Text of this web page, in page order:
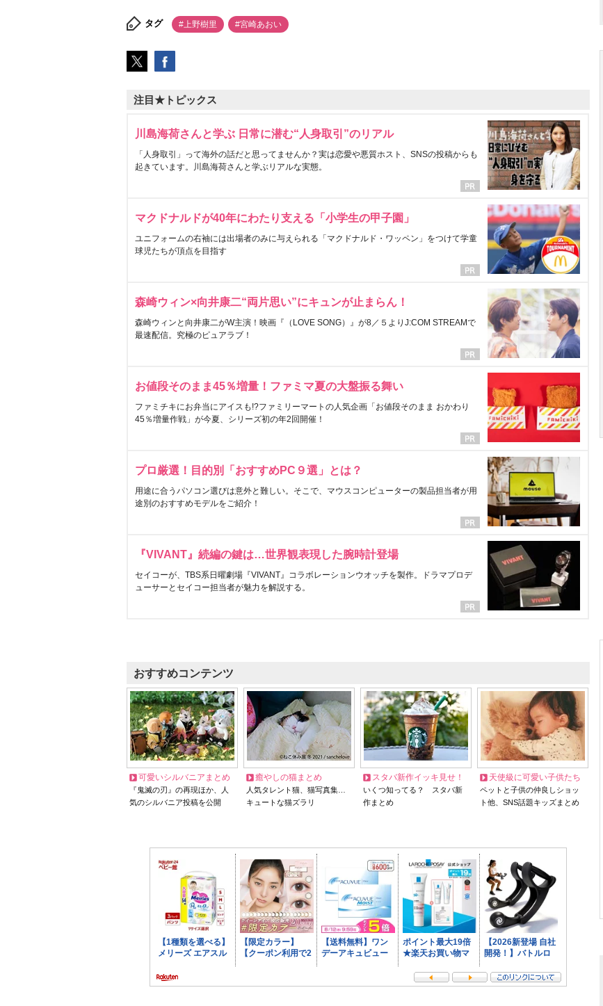
タグ #上野樹里 #宮崎あおい
注目★トピックス
川島海荷さんと学ぶ 日常に潜む“人身取引”のリアル
「人身取引」って海外の話だと思ってませんか？実は恋愛や悪質ホスト、SNSの投稿からも
起きています。川島海荷さんと学ぶリアルな実態。
マクドナルドが40年にわたり支える「小学生の甲子園」
ユニフォームの右袖には出場者のみに与えられる「マクドナルド・ワッペン」をつけて学童
球児たちが頂点を目指す
森崎ウィン×向井康二“両片思い”にキュンが止まらん！
森崎ウィンと向井康二がW主演！映画『（LOVE SONG）』が8／５よりJ:COM STREAMで
最速配信。究極のピュアラブ！
お値段そのまま45％増量！ファミマ夏の大盤振る舞い
ファミチキにお弁当にアイスも!?ファミリーマートの人気企画「お値段そのまま おかわり
45％増量作戦」が今夏、シリーズ初の年2回開催！
プロ厳選！目的別「おすすめPC９選」とは？
用途に合うパソコン選びは意外と難しい。そこで、マウスコンピューターの製品担当者が用
途別のおすすめモデルをご紹介！
『VIVANT』続編の鍵は…世界観表現した腕時計登場
セイコーが、TBS系日曜劇場『VIVANT』コラボレーションウオッチを製作。ドラマプロデ
ューサーとセイコー担当者が魅力を解説する。
おすすめコンテンツ
可愛いシルバニアまとめ
『鬼滅の刃』の再現ほか、人
気のシルバニア投稿を公開
癒やしの猫まとめ
人気タレント猫、猫写真集…
キュートな猫ズラリ
スタバ新作イッキ見せ！
いくつ知ってる？ スタバ新
作まとめ
天使級に可愛い子供たち
ペットと子供の仲良しショッ
ト他、SNS話題キッズまとめ